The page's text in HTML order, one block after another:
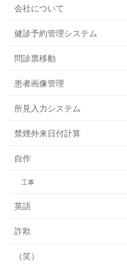
会社について
健診予約管理システム
問診票移動
患者画像管理
所見入力システム
禁煙外来日付計算
自作
工事
英語
詐欺
（笑）